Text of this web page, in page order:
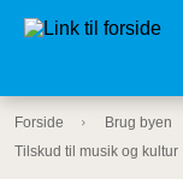
Forside Brug byen
Tilskud til musik og kultur